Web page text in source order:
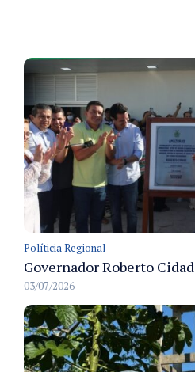
Políticia Regional
03/07/2026